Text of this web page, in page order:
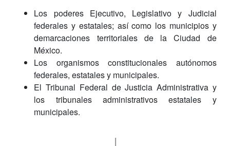
Los poderes Ejecutivo, Legislativo y Judicial
federales y estatales; así como los municipios y
demarcaciones territoriales de la Ciudad de
México.
Los organismos constitucionales autónomos
federales, estatales y municipales.
El Tribunal Federal de Justicia Administrativa y
los tribunales administrativos estatales y
municipales.